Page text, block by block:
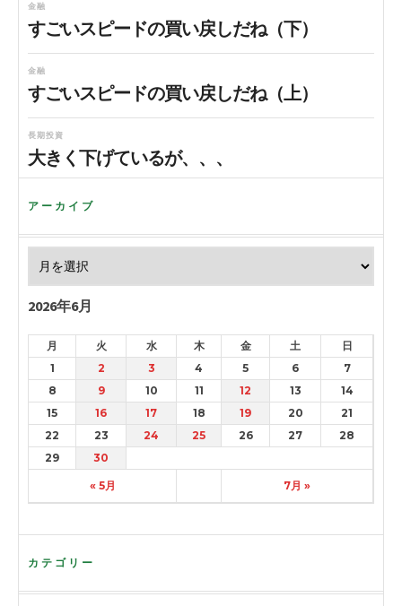
金融
すごいスピードの買い戻しだね（下）
金融
すごいスピードの買い戻しだね（上）
長期投資
大きく下げているが、、、
アーカイブ
2026年6月
月 火 水 木 金 土 日
« 5月 7月 »
1 2 3 4 5 6
7
8
9 10 11 12 13
14
15
16 17 18 19 20
21
22
23 24 25 26 27
28
29
30
カテゴリー